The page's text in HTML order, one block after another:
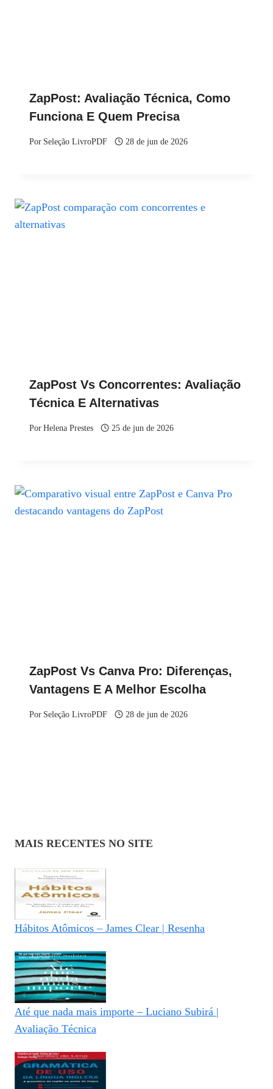
ZapPost: Avaliação Técnica, Como
Funciona E Quem Precisa
Por Seleção LivroPDF 28 de jun de 2026
ZapPost Vs Concorrentes: Avaliação
Técnica E Alternativas
PorHelena Prestes 25 de jun de 2026
ZapPost Vs Canva Pro: Diferenças,
Vantagens E A Melhor Escolha
Por Seleção LivroPDF 28 de jun de 2026
MAIS RECENTES NO SITE
Hábitos Atômicos – James Clear | Resenha
Até que nada mais importe – Luciano Subirá |
Avaliação Técnica